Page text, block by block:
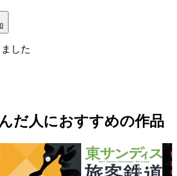
した
だ人におすすめの作品